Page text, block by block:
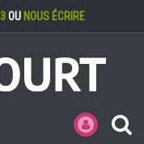
OU NOUS ÉCRIRE
MES